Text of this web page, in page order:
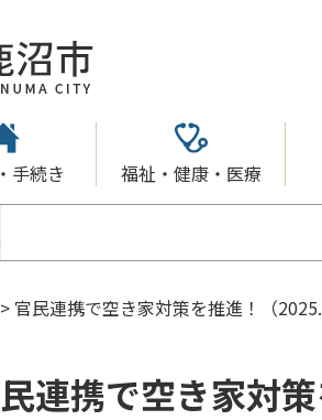
手続き 福祉・健康・医療
> 官民連携で空き家対策を推進！（
連携で空き家対